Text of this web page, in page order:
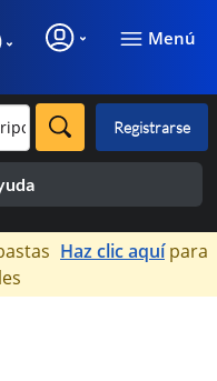
Menú
Registrarse
×
Haz clic aquípara